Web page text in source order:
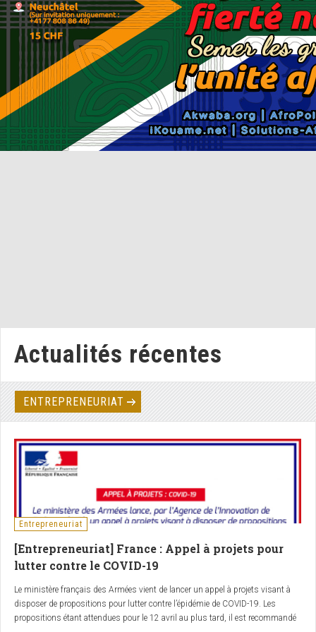
Actualités récentes
ENTREPRENEURIAT
Entrepreneuriat
[Entrepreneuriat] France : Appel à projets pour
lutter contre le COVID-19
Le ministère français des Armées vient de lancer un appel à projets visant à
disposer de propositions pour lutter contre l’épidémie de COVID-19. Les
propositions étant attendues pour le 12 avril au plus tard, il est recommandé